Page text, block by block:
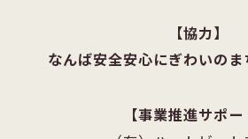
協力
なんば安全安心にぎわいの
事業推進サポー